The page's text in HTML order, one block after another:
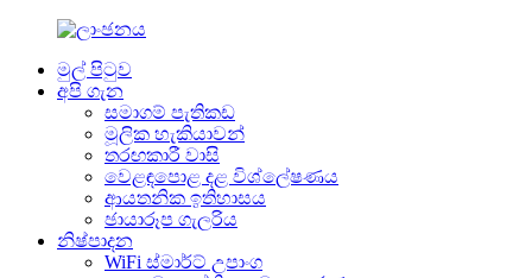
මුල් පිටුව
අපි ගැන
සමාගම් පැතිකඩ
මූලික හැකියාවන්
තරඟකාරී වාසි
වෙළඳපොළ දළ විශ්ලේෂණය
ආයතනික ඉතිහාසය
ඡායාරූප ගැලරිය
නිෂ්පාදන
WiFi ස්මාර්ට් උපාංග